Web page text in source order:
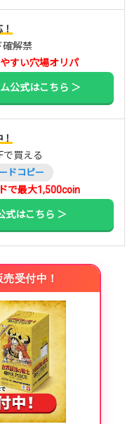
確解禁
すい穴場オリパ
公式はこちら ＞
で買える
ドコピー
で最大1,500coin
式はこちら ＞
受付中！